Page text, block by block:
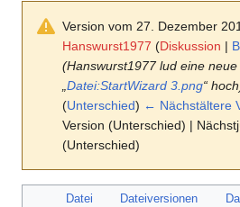
Version vom 27. Dezember
Hanswurst1977 (Diskussion |
(Hanswurst1977 lud eine neue
Datei:StartWizard 3.png“
(Unterschied) ← Nächstältere
Version (Unterschied) |
(Unterschied)
Datei Dateiversionen